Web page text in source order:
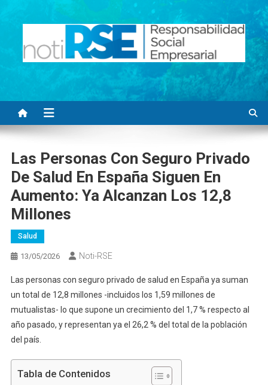
Noti RSE
Noticias con sentido responsable
Las Personas Con Seguro Privado
De Salud En España Siguen En
Aumento: Ya Alcanzan Los 12,8
Millones
Salud
13/05/2026 Noti-RSE
Las personas con seguro privado de salud en España ya suman
un total de 12,8 millones -incluidos los 1,59 millones de
mutualistas- lo que supone un crecimiento del 1,7 % respecto al
año pasado, y representan ya el 26,2 % del total de la población
del país.
Tabla de Contenidos